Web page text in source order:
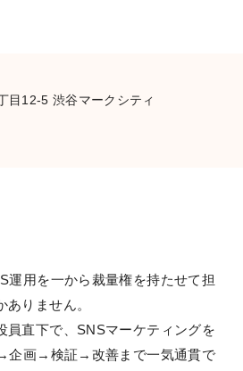
目12-5 渋谷マークシティ
運用を一から裁量権を持たせて担
りません。
員直下で、SNSマーケティングを
企画→検証→改善まで一気通貫で